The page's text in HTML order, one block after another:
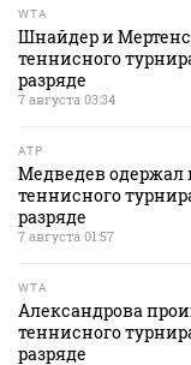
WTA
Шнайдер и
теннисного
разряде
7 августа 03:34
ATP
Медведев одержал
теннисного
разряде
7 августа 01:57
WTA
Александрова
теннисного
разряде